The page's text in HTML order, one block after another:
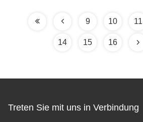
9 10 11
14 15 16
Treten Sie mit uns in Verbindung